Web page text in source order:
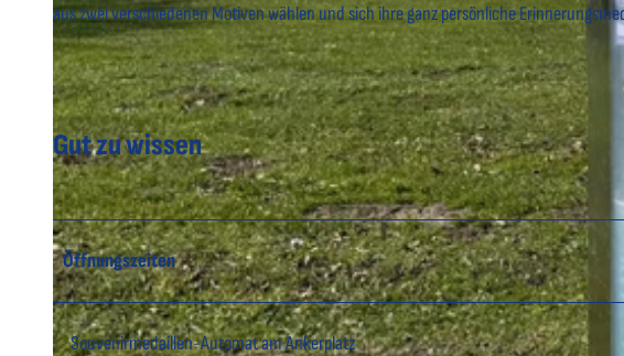
aus zwei verschiedenen Motiven wählen und sich ihre ganz persönliche
Gut zu wissen
Öffnungszeiten
Souvenirmedaillen-Automat am Ankerplatz